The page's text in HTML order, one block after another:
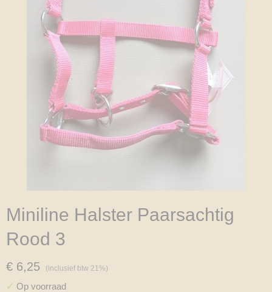
Miniline Halster Paarsachtig
Rood 3
€ 6,25 (inclusief btw 21%)
✓ Op voorraad